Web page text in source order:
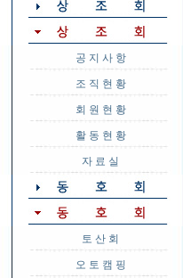
공 지 사 항
조 직 현 황
회 원 현 황
활 동 현 황
자 료 실
토 산 회
오 토 캠 핑